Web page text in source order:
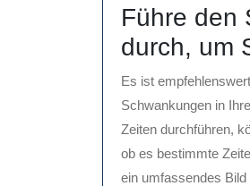
Führe den
durch, um
Es ist
Schwankungen in
Zeiten durchführen,
ob es bestimmte
ein umfassendes